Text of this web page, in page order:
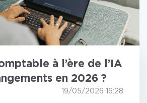
à l’ère de l’IA
en 2026 ?
19/05/2026 16:28